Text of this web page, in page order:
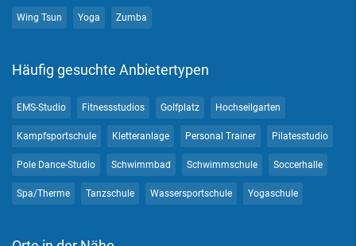
Wing Tsun Yoga Zumba
Häufig gesuchte Anbietertypen
EMS-Studio Fitnessstudios Golfplatz Hochseilgarten
Kampfsportschule Kletteranlage Personal Trainer Pilatesstudio
Pole Dance-Studio Schwimmbad Schwimmschule Soccerhalle
Spa/Therme Tanzschule Wassersportschule Yogaschule